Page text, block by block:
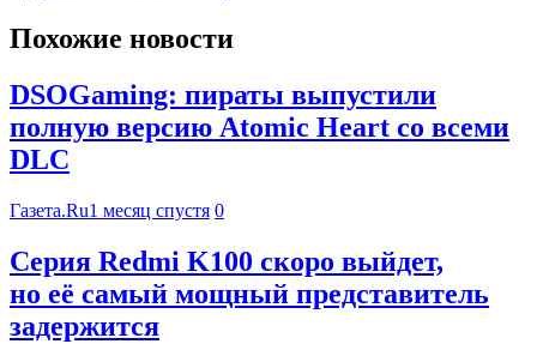
Похожие новости
DSOGaming: пираты выпустили
полную версию Atomic Heart со всеми
DLC
Газета.Ru1 месяц спустя 0
Серия Redmi K100 скоро выйдет,
но её самый мощный представитель
задержится